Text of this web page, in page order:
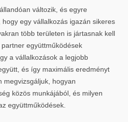
változik, és egyre
egy vállalkozás igazán sikeres
több területen is jártasnak kell
együttműködések
a vállalkozások a legjobb
és így maximális eredményt
megvizsgáljuk, hogyan
közös munkájából, és milyen
együttműködések.